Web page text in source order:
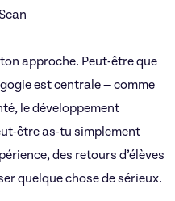
approche. Peut-être que
est centrale — comme
le développement
être as-tu simplement
des retours d’élèves
quelque chose de sérieux.